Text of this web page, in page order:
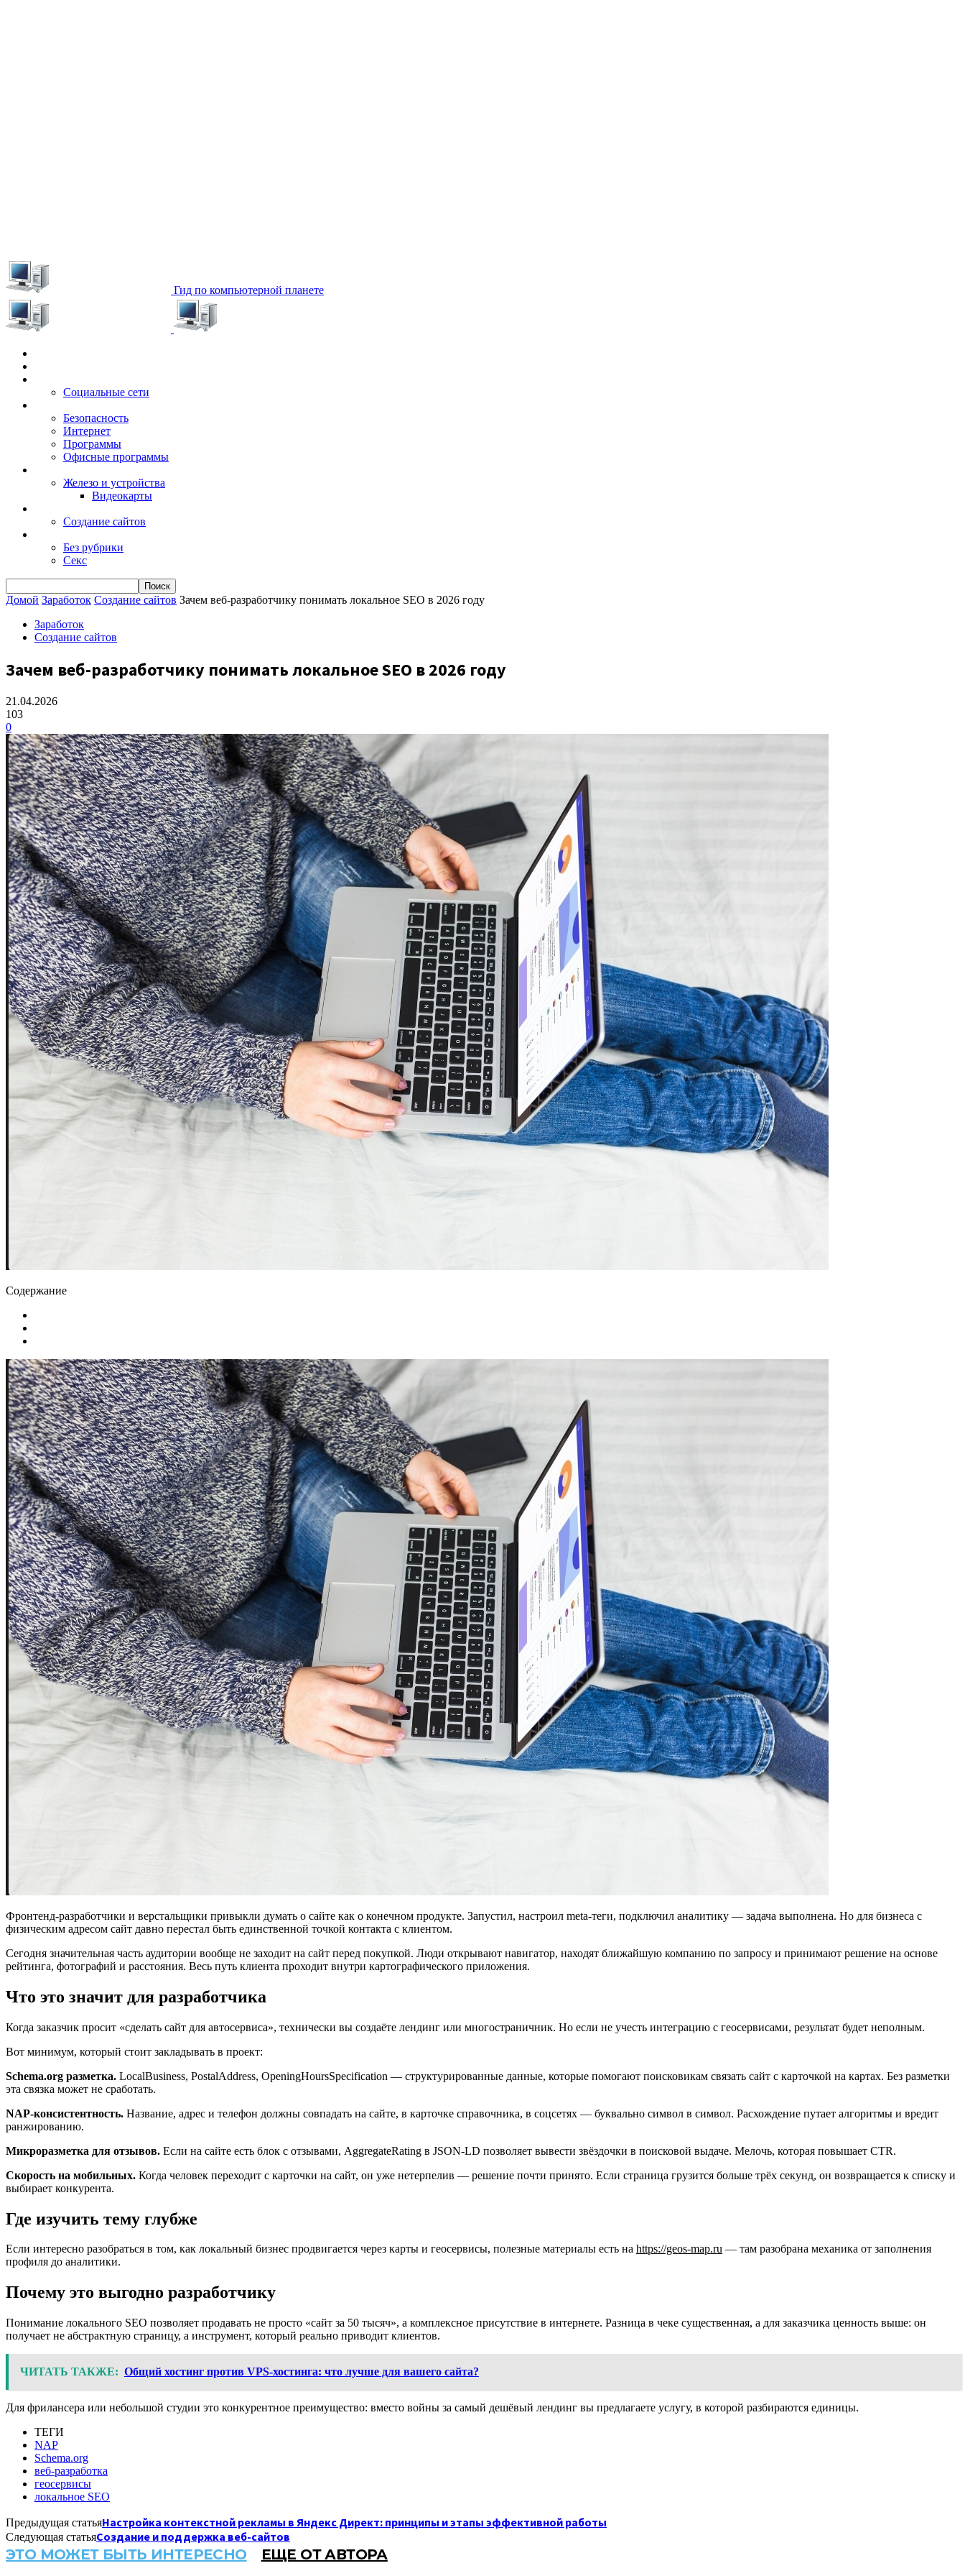
Гид по компьютерной планете
Социальные сети
Безопасность
Интернет
Программы
Офисные программы
Железо и устройства
Видеокарты
Создание сайтов
Без рубрики
Секс
Домой Заработок Создание сайтов Зачем веб-разработчику понимать локальное SEO в 2026 году
Заработок
Создание сайтов
Зачем веб-разработчику понимать локальное SEO в 2026 году
21.04.2026
103
0
Содержание
Фронтенд-разработчики и верстальщики привыкли думать о сайте как о конечном продукте. Запустил, настроил meta-теги, подключил аналитику — задача выполнена. Но для бизнеса с
физическим адресом сайт давно перестал быть единственной точкой контакта с клиентом.
Сегодня значительная часть аудитории вообще не заходит на сайт перед покупкой. Люди открывают навигатор, находят ближайшую компанию по запросу и принимают решение на основе
рейтинга, фотографий и расстояния. Весь путь клиента проходит внутри картографического приложения.
Что это значит для разработчика
Когда заказчик просит «сделать сайт для автосервиса», технически вы создаёте лендинг или многостраничник. Но если не учесть интеграцию с геосервисами, результат будет неполным.
Вот минимум, который стоит закладывать в проект:
Schema.org разметка. LocalBusiness, PostalAddress, OpeningHoursSpecification — структурированные данные, которые помогают поисковикам связать сайт с карточкой на картах. Без разметки
эта связка может не сработать.
NAP-консистентность. Название, адрес и телефон должны совпадать на сайте, в карточке справочника, в соцсетях — буквально символ в символ. Расхождение путает алгоритмы и вредит
ранжированию.
Микроразметка для отзывов. Если на сайте есть блок с отзывами, AggregateRating в JSON-LD позволяет вывести звёздочки в поисковой выдаче. Мелочь, которая повышает CTR.
Скорость на мобильных. Когда человек переходит с карточки на сайт, он уже нетерпелив — решение почти принято. Если страница грузится больше трёх секунд, он возвращается к списку и
выбирает конкурента.
Где изучить тему глубже
Если интересно разобраться в том, как локальный бизнес продвигается через карты и геосервисы, полезные материалы есть на https://geos-map.ru — там разобрана механика от заполнения
профиля до аналитики.
Почему это выгодно разработчику
Понимание локального SEO позволяет продавать не просто «сайт за 50 тысяч», а комплексное присутствие в интернете. Разница в чеке существенная, а для заказчика ценность выше: он
получает не абстрактную страницу, а инструмент, который реально приводит клиентов.
ЧИТАТЬ ТАКЖЕ: Общий хостинг против VPS-хостинга: что лучше для вашего сайта?
Для фрилансера или небольшой студии это конкурентное преимущество: вместо войны за самый дешёвый лендинг вы предлагаете услугу, в которой разбираются единицы.
ТЕГИ
NAP
Schema.org
веб-разработка
геосервисы
локальное SEO
Предыдущая статьяНастройка контекстной рекламы в Яндекс Директ: принципы и этапы эффективной работы
Следующая статьяСоздание и поддержка веб-сайтов
ЭТО МОЖЕТ БЫТЬ ИНТЕРЕСНО ЕЩЕ ОТ АВТОРА